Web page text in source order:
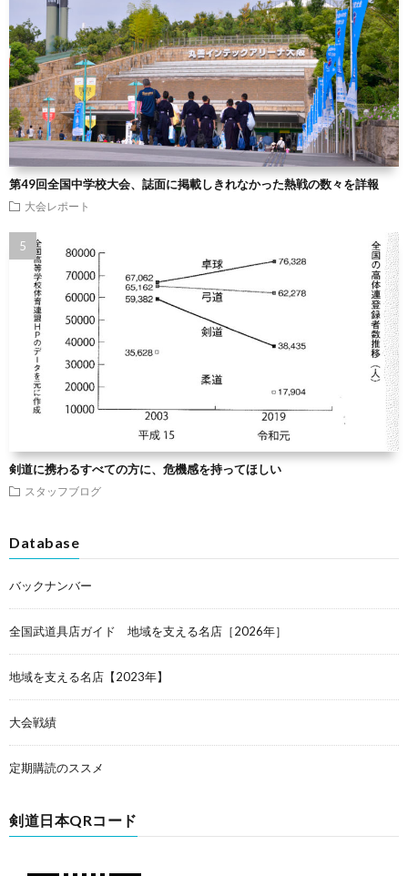
第49回全国中学校大会、誌面に掲載しきれなかった熱戦の数々を詳報
大会レポート
剣道に携わるすべての方に、危機感を持ってほしい
スタッフブログ
Database
バックナンバー
全国武道具店ガイド 地域を支える名店［2026年］
地域を支える名店【2023年】
大会戦績
定期購読のススメ
剣道日本QRコード